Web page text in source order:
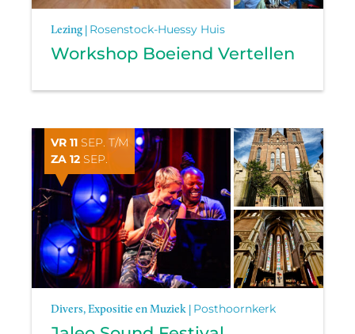
Lezing | Rosenstock-Huessy Huis
Workshop Boeiend Vertellen
VR 11 SEP. T/M
ZA 12 SEP.
Divers, Expositie en Muziek | Posthoornkerk